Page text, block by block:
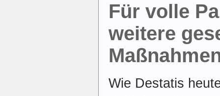
Für volle
weitere
Wie Destatis